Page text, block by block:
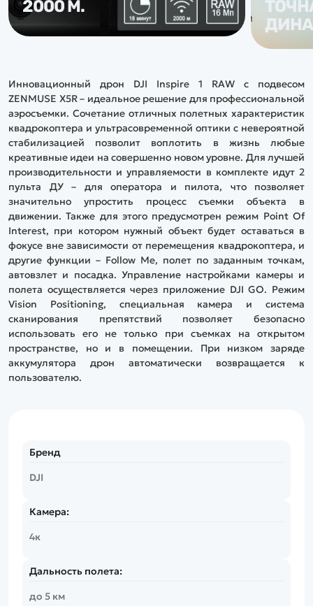
2000 М.
Инновационный дрон DJI Inspire 1 RAW с подвесом
ZENMUSE X5R – идеальное решение для профессиональной
аэросъемки. Сочетание отличных полетных характеристик
квадрокоптера и ультрасовременной оптики с невероятной
стабилизацией позволит воплотить в жизнь любые
креативные идеи на совершенно новом уровне. Для лучшей
производительности и управляемости в комплекте идут 2
пульта ДУ – для оператора и пилота, что позволяет
значительно упростить процесс съемки объекта в
движении. Также для этого предусмотрен режим Point Of
Interest, при котором нужный объект будет оставаться в
фокусе вне зависимости от перемещения квадрокоптера, и
другие функции – Follow Me, полет по заданным точкам,
автовзлет и посадка. Управление настройками камеры и
полета осуществляется через приложение DJI GO. Режим
Vision Positioning, специальная камера и система
сканирования препятствий позволяет безопасно
использовать его не только при съемках на открытом
пространстве, но и в помещении. При низком заряде
аккумулятора дрон автоматически возвращается к
пользователю.
Бренд
DJI
Камера:
4к
Дальность полета:
до 5 км